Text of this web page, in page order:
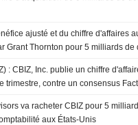
ajusté et du chiffre d'affaires
Grant Thornton pour 5 milliards de
: CBIZ, Inc. publie un chiffre
trimestre, contre un consensus
va racheter CBIZ pour 5
aux États-Unis